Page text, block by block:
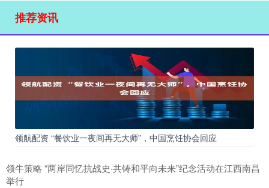
推荐资讯
领航配资 “餐饮业一夜间再无大师”，中国烹饪协会回应
领牛策略 “两岸同忆抗战史·共铸和平向未来”纪念活动在江西南昌
举行